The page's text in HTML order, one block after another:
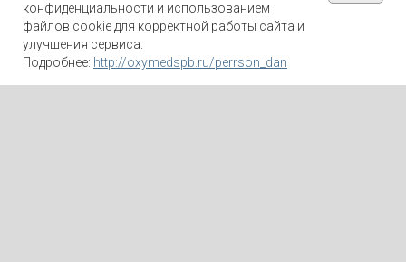
конфиденциальности и использованием
файлов cookie для корректной работы сайта и
улучшения сервиса.
Подробнее: http://oxymedspb.ru/perrson_dan